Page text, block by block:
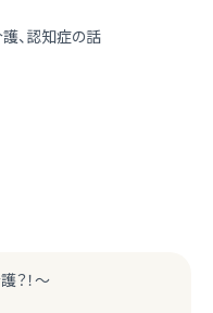
、認知症の話
？！～